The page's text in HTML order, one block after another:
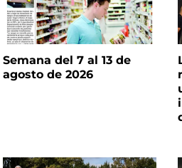
Semana del 7 al 13 de
agosto de 2026